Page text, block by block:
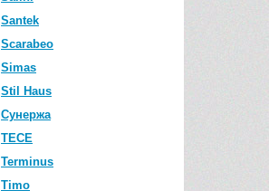
Santek
Scarabeo
Simas
Stil Haus
Сунержа
TECE
Terminus
Timo